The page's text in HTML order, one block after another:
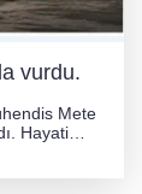
vurdu.
Mete
Hayati